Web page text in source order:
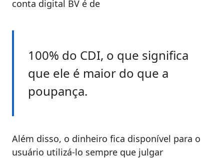
conta digital BV é de
100% do CDI, o que significa
que ele é maior do que a
poupança.
Além disso, o dinheiro fica disponível para o
usuário utilizá-lo sempre que julgar